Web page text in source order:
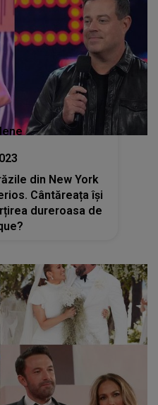
din New York
Cântăreața își
dureroasa de